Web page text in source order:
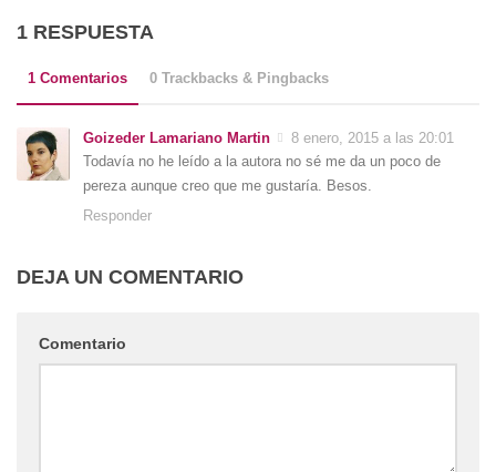
1 RESPUESTA
1 Comentarios 0 Trackbacks & Pingbacks
Goizeder Lamariano Martin
8 enero, 2015 a las 20:01
Todavía no he leído a la autora no sé me da un poco de
pereza aunque creo que me gustaría. Besos.
Responder
DEJA UN COMENTARIO
Comentario